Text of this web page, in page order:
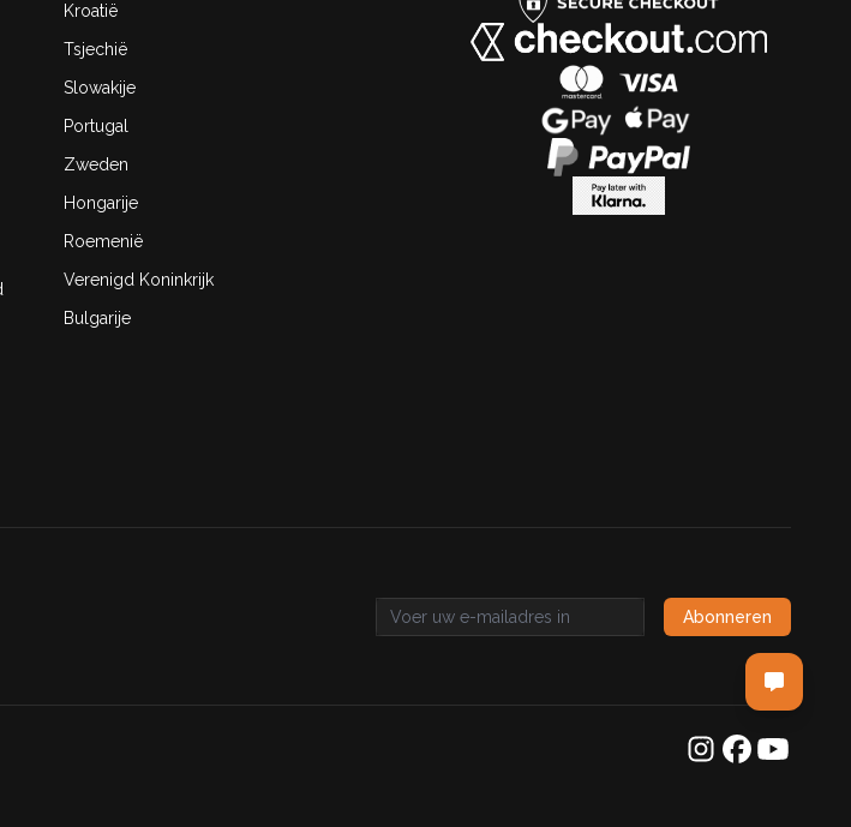
Kroatië
Tsjechië
Slowakije
Portugal
Zweden
Hongarije
Roemenië
Verenigd Koninkrijk
Bulgarije
Email address
Abonneren